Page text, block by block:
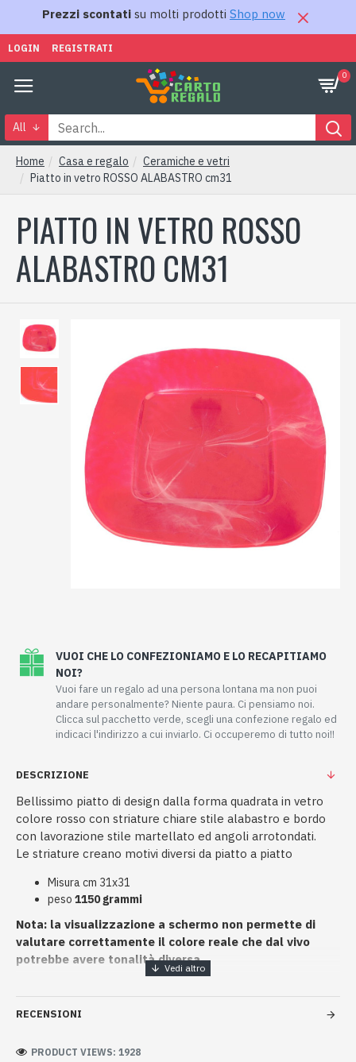
Prezzi scontati su molti prodotti Shop now
LOGIN REGISTRATI
0
All
Home Casa e regalo
Ceramiche e vetri
Piatto in vetro ROSSO ALABASTRO cm31
PIATTO IN VETRO ROSSO
ALABASTRO CM31
VUOI CHE LO CONFEZIONIAMO E LO RECAPITIAMO
NOI?
Vuoi fare un regalo ad una persona lontana ma non puoi
andare personalmente? Niente paura. Ci pensiamo noi.
Clicca sul pacchetto verde, scegli una confezione regalo ed
indicaci l'indirizzo a cui inviarlo. Ci occuperemo di tutto noi!!
DESCRIZIONE
Bellissimo piatto di design dalla forma quadrata in vetro
colore rosso con striature chiare stile alabastro e bordo
con lavorazione stile martellato ed angoli arrotondati.
Le striature creano motivi diversi da piatto a piatto
Misura cm 31x31
peso 1150 grammi
Nota: la visualizzazione a schermo non permette di
valutare correttamente il colore reale che dal vivo
potrebbe avere tonalità diversa.
RECENSIONI
PRODUCT VIEWS: 1928